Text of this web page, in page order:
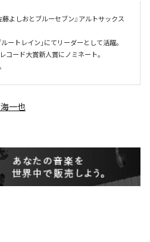
藤よしおとブルーセブン』アルトサックス
ートレイン」にてリーダーとして活躍。
コード大賞新人賞にノミネート。
一也